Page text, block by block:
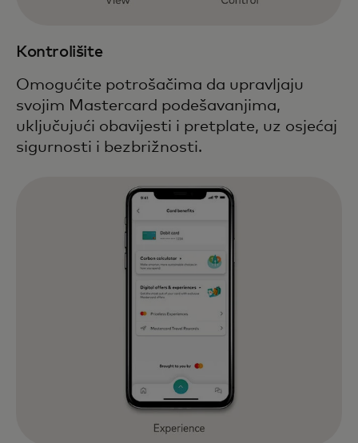
Kontrolišite
Omogućite potrošačima da upravljaju
svojim Mastercard podešavanjima,
uključujući obavijesti i pretplate, uz osjećaj
sigurnosti i bezbrižnosti.